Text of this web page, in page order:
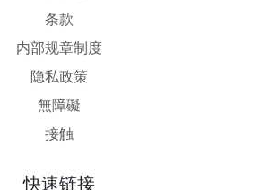
条款
内部规章制度
隐私政策
無障礙
接触
快速链接